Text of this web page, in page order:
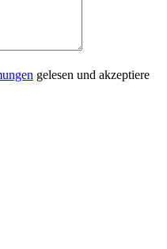
gelesen und akzeptiere